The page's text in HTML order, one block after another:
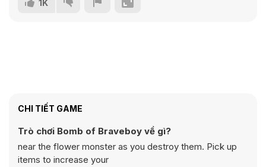
1K
CHI TIẾT GAME
Trò chơi Bomb of Braveboy về gì?
near the flower monster as you destroy them. Pick up
items to increase your